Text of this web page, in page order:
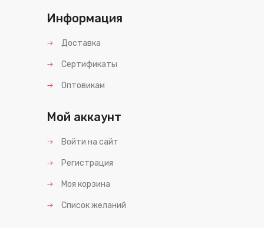
Информация
Доставка
Сертификаты
Оптовикам
Мой аккаунт
Войти на сайт
Регистрация
Моя корзина
Список желаний